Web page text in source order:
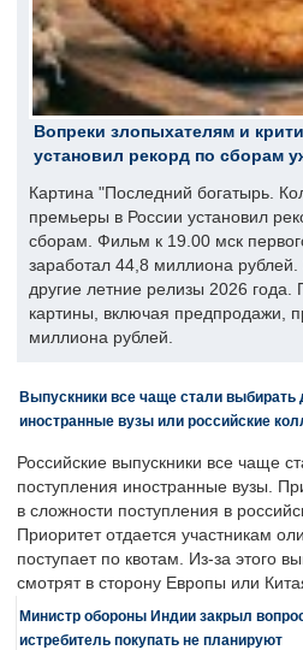
Вопреки злопыхателям и
установил рекорд по сборам
Картина "Последний богатырь.
премьеры в России установил
сборам. Фильм к 19.00 мск
заработал 44,8 миллиона
другие летние релизы 2026
картины, включая предпродажи,
миллиона рублей.
Выпускники все чаще стали выбирать
иностранные вузы или российские
Российские выпускники все чаще
поступления иностранные вузы.
в сложности поступления в
Приоритет отдается участникам
поступает по квотам. Из-за этого
смотрят в сторону Европы или
Министр обороны Индии закрыл
истребитель покупать не планируют